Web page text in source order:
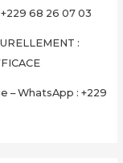
68 26 07 03
:
– WhatsApp : +229